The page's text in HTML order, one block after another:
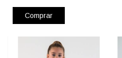
Comprar